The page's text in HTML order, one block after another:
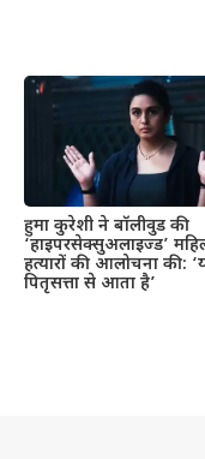
हुमा कुरेशी ने बॉलीवुड की
‘हाइपरसेक्सुअलाइज्ड’
हत्यारों की आलोचना की:
पितृसत्ता से आता है’